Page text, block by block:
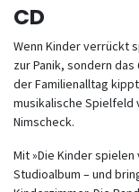
CD
Wenn Kinder verrückt
zur Panik, sondern
der Familienalltag
musikalische Spielfeld
Nimscheck.
Mit »Die Kinder
Studioalbum – und